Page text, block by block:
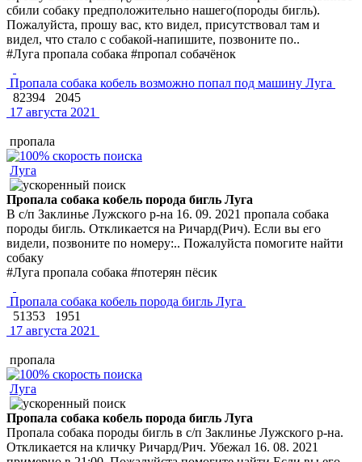
сбили собаку предположительно нашего(породы бигль).
Пожалуйста, прошу вас, кто видел, присутствовал там и
видел, что стало с собакой-напишите, позвоните по..
#Луга пропала собака #пропал собачёнок
Пропала собака кобель возможно попал под машину Луга
82394
2045
17 августа 2021
пропала
Луга
Пропала собака кобель порода бигль Луга
В с/п Заклинье Лужского р-на 16. 09. 2021 пропала собака
породы бигль. Откликается на Ричард(Рич). Если вы его
видели, позвоните по номеру:.. Пожалуйста помогите найти
собаку
#Луга пропала собака #потерян пёсик
Пропала собака кобель порода бигль Луга
51353
1951
17 августа 2021
пропала
Луга
Пропала собака кобель порода бигль Луга
Пропала собака породы бигль в с/п Заклинье Лужского р-на.
Откликается на кличку Ричард/Рич. Убежал 16. 08. 2021